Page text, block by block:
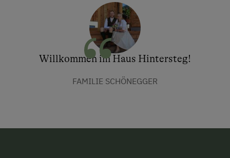
Willkommen im Haus Hintersteg!
FAMILIE SCHÖNEGGER